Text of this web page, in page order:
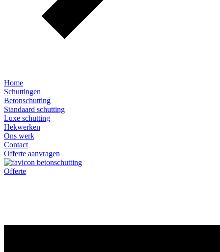
Home
Schuttingen
Betonschutting
Standaard schutting
Luxe schutting
Hekwerken
Ons werk
Contact
Offerte aanvragen
Offerte